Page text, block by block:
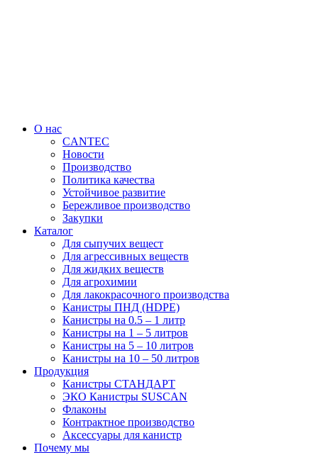
О нас
CANTEC
Новости
Производство
Политика качества
Устойчивое развитие
Бережливое производство
Закупки
Каталог
Для сыпучих вещест
Для агрессивных веществ
Для жидких веществ
Для агрохимии
Для лакокрасочного производства
Канистры ПНД (HDPE)
Канистры на 0.5 – 1 литр
Канистры на 1 – 5 литров
Канистры на 5 – 10 литров
Канистры на 10 – 50 литров
Продукция
Канистры СТАНДАРТ
ЭКО Канистры SUSCAN
Флаконы
Контрактное производство
Аксессуары для канистр
Почему мы